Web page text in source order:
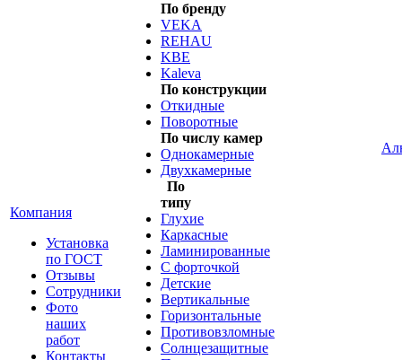
Компания
Установка
по ГОСТ
Отзывы
Сотрудники
Фото
наших
работ
Контакты
По бренду
VEKA
REHAU
KBE
Kaleva
По конструкции
Откидные
Поворотные
По числу камер
Однокамерные
Двухкамерные
По
типу
Глухие
Каркасные
Ламинированные
С форточкой
Детские
Вертикальные
Горизонтальные
Противовзломные
Солнцезащитные